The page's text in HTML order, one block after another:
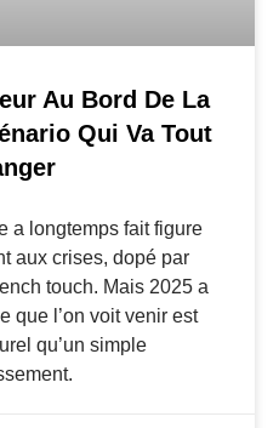
Au Bord De La
Qui Va Tout
a longtemps fait figure
aux crises, dopé par
touch. Mais 2025 a
que l’on voit venir est
qu’un simple